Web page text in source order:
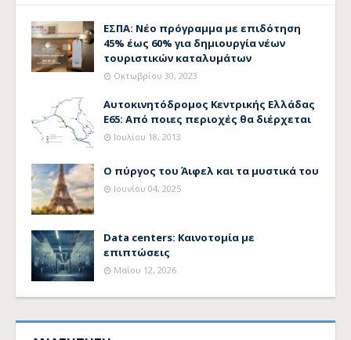
ΕΣΠΑ: Νέο πρόγραμμα με επιδότηση
45% έως 60% για δημιουργία νέων
τουριστικών καταλυμάτων
Οκτωβρίου 30, 2023
Αυτοκινητόδρομος Κεντρικής Ελλάδας
Ε65: Από ποιες περιοχές θα διέρχεται
Ιουλίου 18, 2013
Ο πύργος του Άιφελ και τα μυστικά του
Ιουνίου 04, 2025
Data centers: Καινοτομία με
επιπτώσεις
Μαΐου 12, 2026